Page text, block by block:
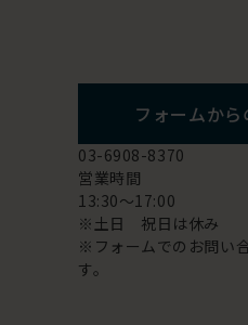
フォームか
03-6908-8370
営業時間
13:30～17:00
※土日 祝日は休み
※フォームでのお問い
す。